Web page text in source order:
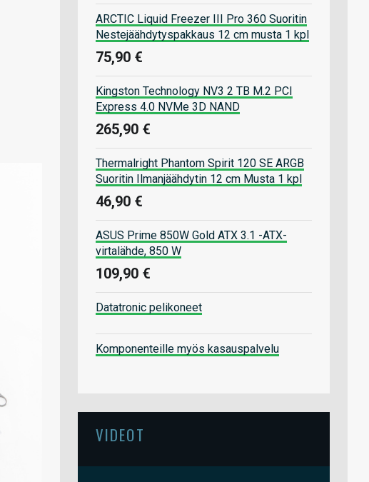
ARCTIC Liquid Freezer III Pro 360 Suoritin
Nestejäähdytyspakkaus 12 cm musta 1 kpl
75,90 €
Kingston Technology NV3 2 TB M.2 PCI
Express 4.0 NVMe 3D NAND
265,90 €
Thermalright Phantom Spirit 120 SE ARGB
Suoritin Ilmanjäähdytin 12 cm Musta 1 kpl
46,90 €
ASUS Prime 850W Gold ATX 3.1 -ATX-
virtalähde, 850 W
109,90 €
Datatronic pelikoneet
Komponenteille myös kasauspalvelu
VIDEOT